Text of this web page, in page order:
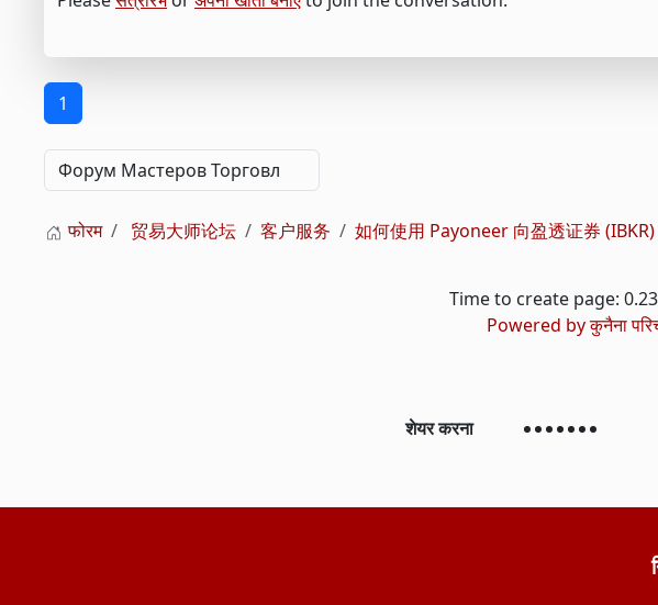
1
फोरम 贸易大师论坛 客户服务 如何使用 Payoneer 向盈透证券
Time to create page:
Powered byकुनैना
शेयर करना